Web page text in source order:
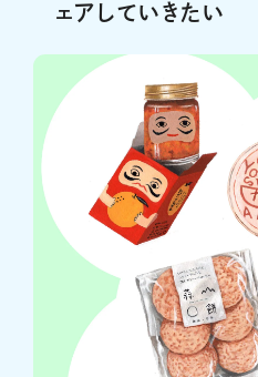
ェアしていきたい